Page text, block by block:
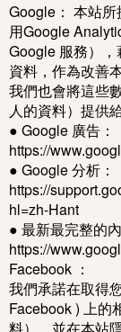
Google： 本站
用Google
Google 服務）
資料，作為改善
我們也會將這些
人的資料）提供
● Google 廣告：
https://
● Google 分析：
https://
hl=zh-Hant
● 最新最完整的
https://
Facebook ：
我們承諾在取得
Facebook ) 上的